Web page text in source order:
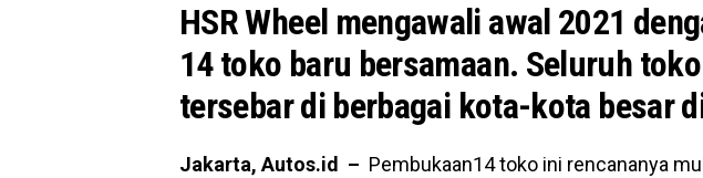
HSR Wheel mengawali awal 2021
14 toko baru bersamaan. Seluruh
tersebar di berbagai kota-kota besar
Jakarta, Autos.id – Pembukaan14 toko ini rencananya